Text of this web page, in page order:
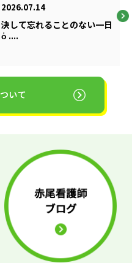
2026.07.14
決して忘れることのない一日
ὁ ....